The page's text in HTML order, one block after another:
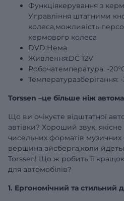
Функціякерування з
Управління штатними
колеса,можливість
кермового колеса
DVD:Нема
Живлення:DC 12V
Робочатемпература: -
Температуразберігання: -
Torssen –це більше ніж
Що ви очікуєте відштатної
автівки? Хороший звук,
чисельних форматів музичних
вершина айсберга,коли
Torssen! Що ж робить її
для автомобілів?
1. Ергономічний та стильний